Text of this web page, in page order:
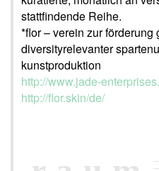
stattfindende Reihe.
*flor – verein zur förderung
diversityrelevanter
kunstproduktion
http://www.jade-
http://flor.skin/de/